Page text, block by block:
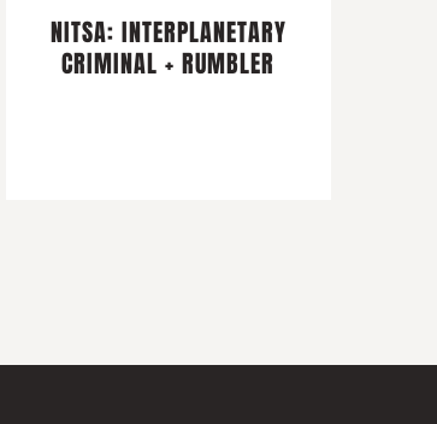
NITSA: INTERPLANETARY
CRIMINAL + RUMBLER